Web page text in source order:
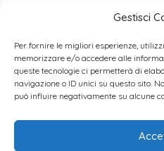
Gestisci
Per fornire le migliori esperienze,
memorizzare e/o accedere alle
queste tecnologie ci permetterà di
navigazione o ID unici su questo sito.
può influire negativamente su alcune
Privacy Policy|Cookie
Policy|Dichiarazione